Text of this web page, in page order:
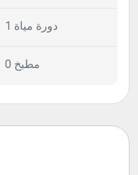
1 دورة مياة
0 مطبخ